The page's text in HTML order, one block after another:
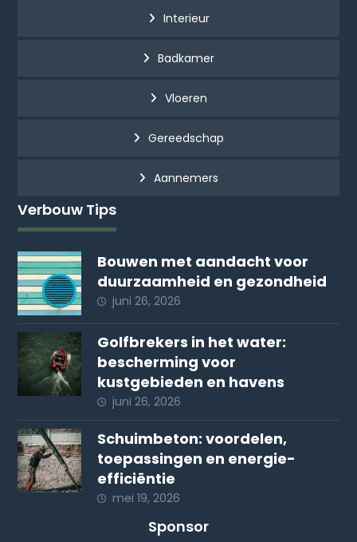
Interieur
Badkamer
Vloeren
Gereedschap
Aannemers
Verbouw Tips
Bouwen met aandacht voor
duurzaamheid en gezondheid
juni 26, 2026
Golfbrekers in het water:
bescherming voor
kustgebieden en havens
juni 26, 2026
Schuimbeton: voordelen,
toepassingen en energie-
efficiëntie
mei 19, 2026
Sponsor